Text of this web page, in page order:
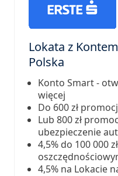
Lokata z
Polska
Konto Smart -
więcej
Do 600 zł
Lub 800 zł
ubezpieczenie
4,5% do 100 000
4,5% na Lokacie